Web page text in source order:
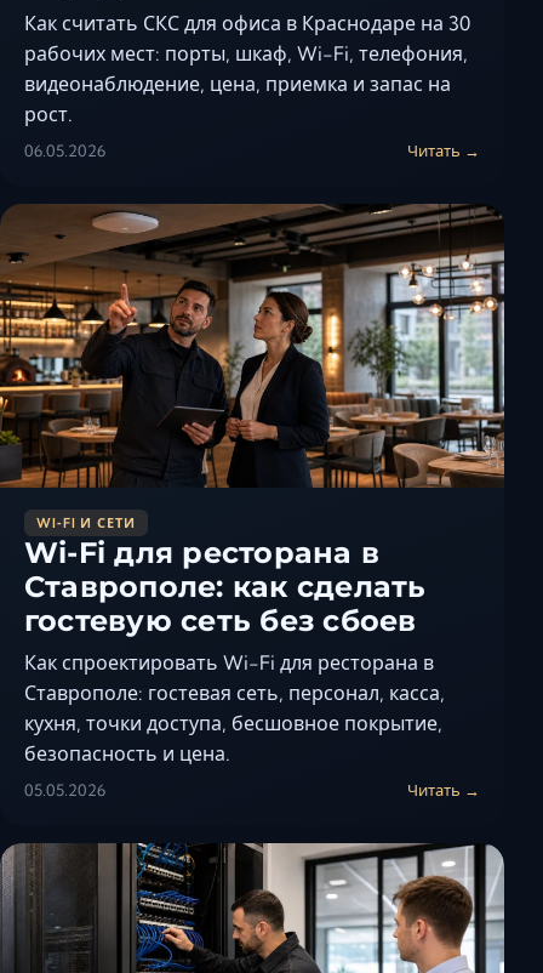
Как считать СКС для офиса в Краснодаре на 30
рабочих мест: порты, шкаф, Wi-Fi, телефония,
видеонаблюдение, цена, приемка и запас на
рост.
06.05.2026 Читать →
WI‑FI И СЕТИ
Wi-Fi для ресторана в
Ставрополе: как сделать
гостевую сеть без сбоев
Как спроектировать Wi-Fi для ресторана в
Ставрополе: гостевая сеть, персонал, касса,
кухня, точки доступа, бесшовное покрытие,
безопасность и цена.
05.05.2026 Читать →